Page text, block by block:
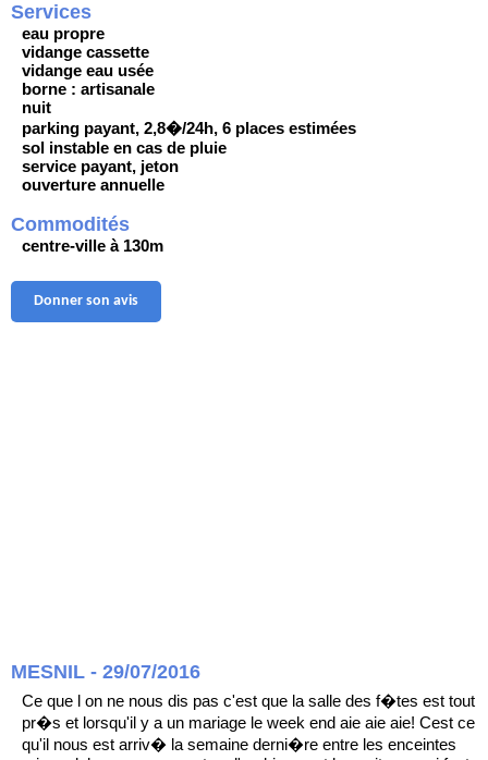
Services
eau propre
vidange cassette
vidange eau usée
borne : artisanale
nuit
parking payant, 2,8�/24h, 6 places estimées
sol instable en cas de pluie
service payant, jeton
ouverture annuelle
Commodités
centre-ville à 130m
Donner son avis
MESNIL - 29/07/2016
Ce que l on ne nous dis pas c'est que la salle des f�tes est tout
pr�s et lorsqu'il y a un mariage le week end aie aie aie! Cest ce
qu'il nous est arriv� la semaine derni�re entre les enceintes